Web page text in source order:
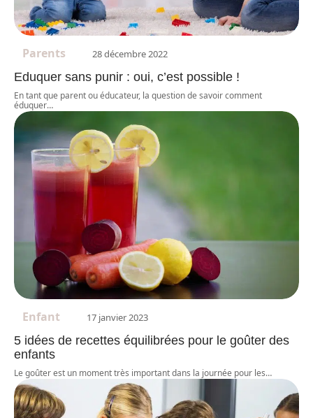
Parents 28 décembre 2022
Eduquer sans punir : oui, c’est possible !
En tant que parent ou éducateur, la question de savoir comment
éduquer…
Enfant 17 janvier 2023
5 idées de recettes équilibrées pour le goûter des
enfants
Le goûter est un moment très important dans la journée pour les…